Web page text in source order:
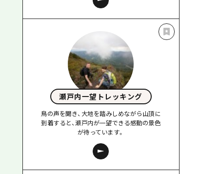
瀬戸内一望トレッキング
鳥の声を聞き、大地を踏みしめながら山頂に
到着すると、瀬戸内が一望できる感動の景色
が待っています。